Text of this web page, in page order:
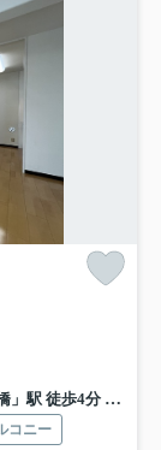
」駅 徒歩4分 地下
コニー